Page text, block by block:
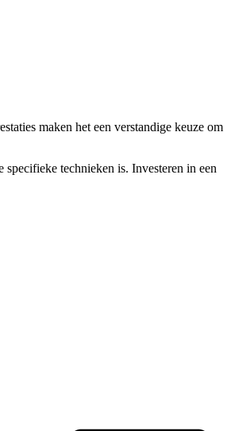
maken het een verstandige keuze om
technieken is. Investeren in een